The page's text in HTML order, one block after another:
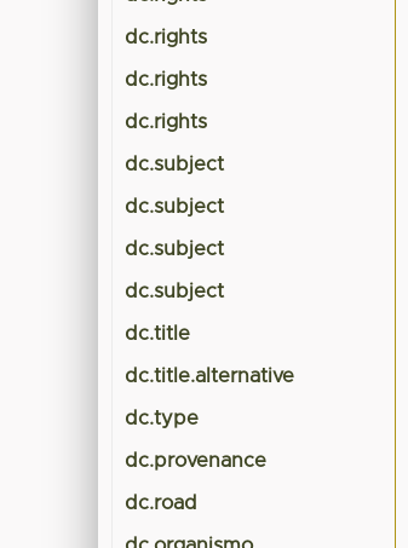
dc.rights
dc.rights
dc.rights
dc.subject
dc.subject
dc.subject
dc.subject
dc.title
dc.title.alternative
dc.type
dc.provenance
dc.road